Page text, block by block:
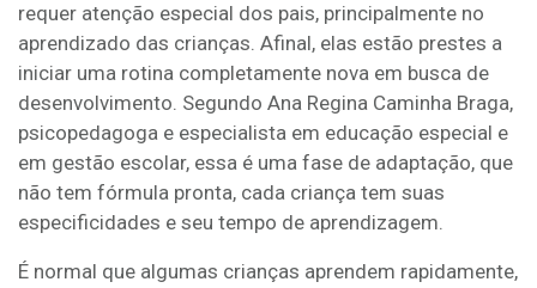
requer atenção especial dos pais, principalmente no
aprendizado das crianças. Afinal, elas estão prestes a
iniciar uma rotina completamente nova em busca de
desenvolvimento. Segundo Ana Regina Caminha Braga,
psicopedagoga e especialista em educação especial e
em gestão escolar, essa é uma fase de adaptação, que
não tem fórmula pronta, cada criança tem suas
especificidades e seu tempo de aprendizagem.
É normal que algumas crianças aprendem rapidamente,